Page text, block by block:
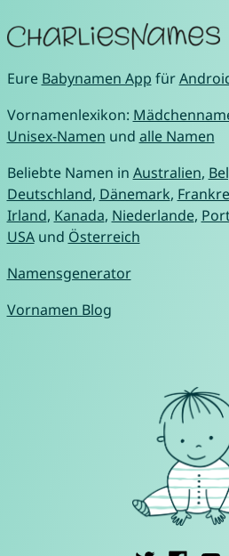
Eure Babynamen App für
Vornamenlexikon:
Unisex-Namen und alle Namen
Beliebte Namen in Australien,
Deutschland, Dänemark,
Irland, Kanada, Niederlande,
USAund Österreich
Namensgenerator
Vornamen Blog